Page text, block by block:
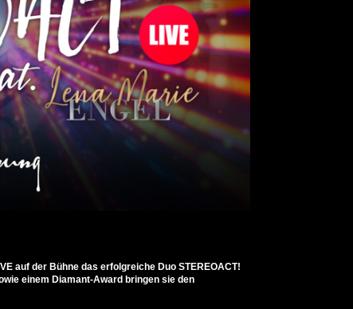
auf der Bühne das erfolgreiche Duo STEREOACT!
einem Diamant-Award bringen sie den